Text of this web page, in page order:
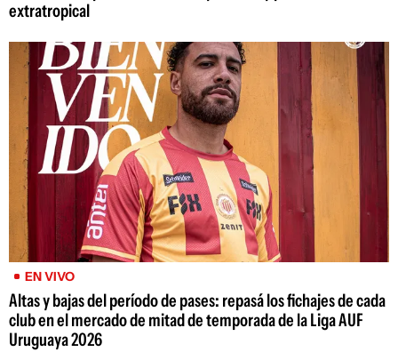
extratropical
EN VIVO
Altas y bajas del período de pases: repasá los fichajes de cada
club en el mercado de mitad de temporada de la Liga AUF
Uruguaya 2026